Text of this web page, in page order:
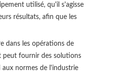
utilisé, qu'il s'agisse
résultats, afin que les
dans les opérations de
peut fournir des solutions
aux normes de l'industrie